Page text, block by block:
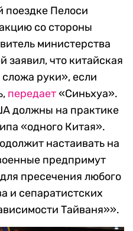
поездке Пелоси
со стороны
министерства
что китайская
сложа руки», если
передает«Синьхуа».
должны на практике
«одного Китая».
настаивать на
предпримут
пресечения любого
и сепаратистских
Тайваня»».